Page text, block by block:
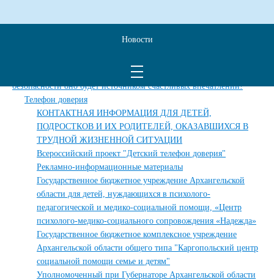
Лето - прекрасная пора, и при соблюдении элементарных правил
безопасности оно будет источником счастливых впечатлений!
Телефон доверия
КОНТАКТНАЯ ИНФОРМАЦИЯ ДЛЯ ДЕТЕЙ,
ПОДРОСТКОВ И ИХ РОДИТЕЛЕЙ, ОКАЗАВШИХСЯ В
ТРУДНОЙ ЖИЗНЕННОЙ СИТУАЦИИ
Всероссийский проект "Детский телефон доверия"
Рекламно-информационные материалы
Государственное бюджетное учреждение Архангельской
области для детей, нуждающихся в психолого-
педагогической и медико-социальной помощи, «Центр
психолого-медико-социального сопровождения «Надежда»
Государственное бюджетное комплексное учреждение
Архангельской области общего типа "Каргопольский центр
социальной помощи семье и детям"
Уполномоченный при Губернаторе Архангельской области
Новости